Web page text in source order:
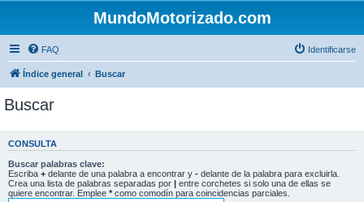
MundoMotorizado.com
FAQ Identificarse
Índice general Buscar
Buscar
CONSULTA
Buscar palabras clave:
Escriba + delante de una palabra a encontrar y - delante de la palabra para excluirla.
Crea una lista de palabras separadas por | entre corchetes si solo una de ellas se
quiere encontrar. Emplee * como comodín para coincidencias parciales.